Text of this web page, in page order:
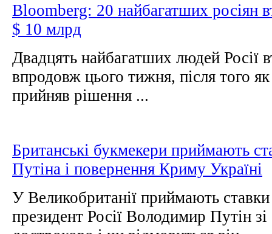
Bloomberg: 20 найбагатших росіян
$ 10 млрд
Двадцять найбагатших людей Росії
впродовж цього тижня, після того
прийняв рішення ...
Британські букмекери приймають
Путіна і повернення Криму Україні
У Великобританії приймають ставки
президент Росії Володимир Путін зі